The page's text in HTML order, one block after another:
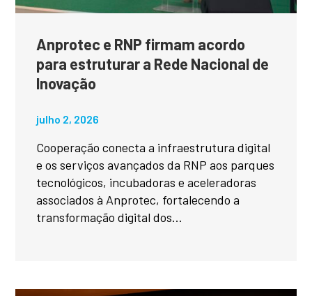
Anprotec e RNP firmam acordo
para estruturar a Rede Nacional de
Inovação
julho 2, 2026
Cooperação conecta a infraestrutura digital
e os serviços avançados da RNP aos parques
tecnológicos, incubadoras e aceleradoras
associados à Anprotec, fortalecendo a
transformação digital dos...